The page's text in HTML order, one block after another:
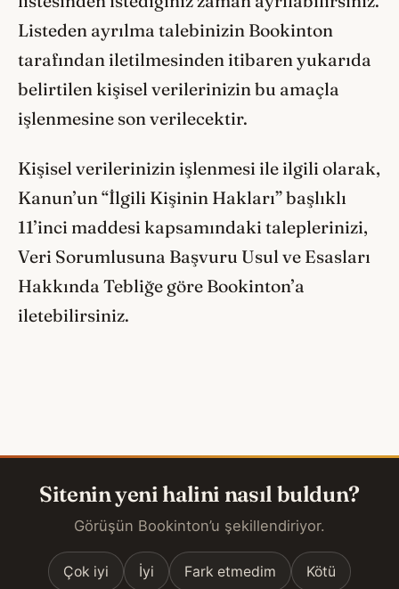
Listeden ayrılma talebinizin Bookinton
tarafından iletilmesinden itibaren yukarıda
belirtilen kişisel verilerinizin bu amaçla
işlenmesine son verilecektir.
Kişisel verilerinizin işlenmesi ile ilgili olarak,
Kanun’un “İlgili Kişinin Hakları” başlıklı
11’inci maddesi kapsamındaki taleplerinizi,
Veri Sorumlusuna Başvuru Usul ve Esasları
Hakkında Tebliğe göre Bookinton’a
iletebilirsiniz.
Sitenin yeni halini nasıl buldun?
Görüşün Bookinton’u şekillendiriyor.
Çok iyi İyi Fark etmedim Kötü